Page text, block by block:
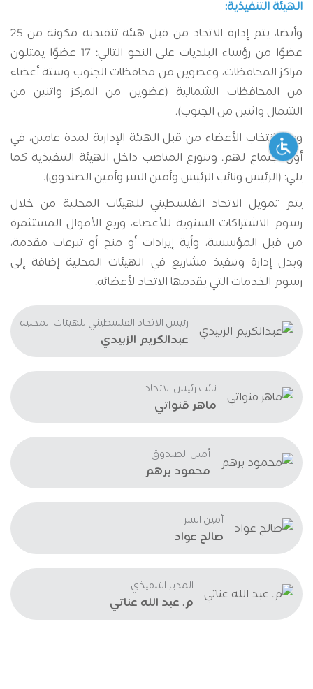
الهيئة التنفيذية:
وأيضا، يتم إدارة الاتحاد من قبل هيئة تنفيذية مكونة من 25
عضوًا من رؤساء البلديات على النحو التالي: 17 عضوًا يمثلون
مراكز المحافظات، وعضوين من محافظات الجنوب وستة أعضاء
من المحافظات الشمالية (عضوين من المركز واثنين من
الشمال واثنين من الجنوب).
ويتم انتخاب الأعضاء من قبل الهيئة الإدارية لمدة عامين، في
أول اجتماع لهم. وتتوزع المناصب داخل الهيئة التنفيذية كما
يلي: (الرئيس ونائب الرئيس وأمين السر وأمين الصندوق).
يتم تمويل الاتحاد الفلسطيني للهيئات المحلية من خلال
رسوم الاشتراكات السنوية للأعضاء، وريع الأموال المستثمرة
من قبل المؤسسة، وأية إيرادات أو منح أو تبرعات مقدمة،
وبدل إدارة وتنفيذ مشاريع في الهيئات المحلية إضافة إلى
رسوم الخدمات التي يقدمها الاتحاد لأعضائه.
رئيس الاتحاد الفلسطيني للهيئات المحلية
عبدالكريم الزبيدي
نائب رئيس الاتحاد
ماهر قنواتي
أمين الصندوق
محمود برهم
أمين السر
صالح عواد
المدير التنفيذي
م. عبد الله عناتي